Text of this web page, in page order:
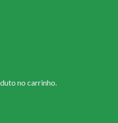
no carrinho.